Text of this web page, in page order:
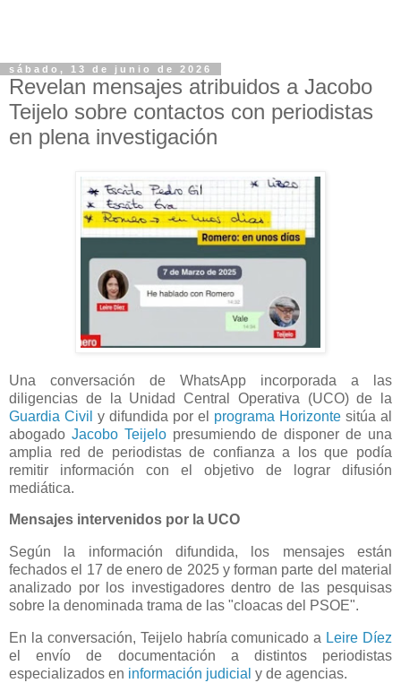
sábado, 13 de junio de 2026
Revelan mensajes atribuidos a Jacobo
Teijelo sobre contactos con periodistas
en plena investigación
Una conversación de WhatsApp incorporada a las
diligencias de la Unidad Central Operativa (UCO) de la
Guardia Civil y difundida por el programa Horizonte sitúa al
abogado Jacobo Teijelopresumiendo de disponer de una
amplia red de periodistas de confianza a los que podía
remitir información con el objetivo de lograr difusión
mediática.
Mensajes intervenidos por la UCO
Según la información difundida, los mensajes están
fechados el 17 de enero de 2025 y forman parte del material
analizado por los investigadores dentro de las pesquisas
sobre la denominada trama de las "cloacas del PSOE".
En la conversación, Teijelo habría comunicado a Leire Díez
el envío de documentación a distintos periodistas
especializados en información judicial y de agencias.